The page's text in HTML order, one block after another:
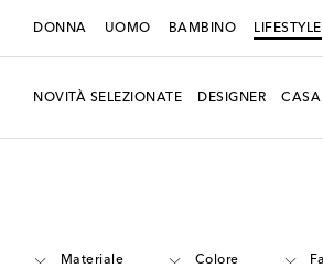
DONNA UOMO BAMBINO LIFESTYLE
NOVITÀ SELEZIONATE DESIGNER CASA
Materiale Colore